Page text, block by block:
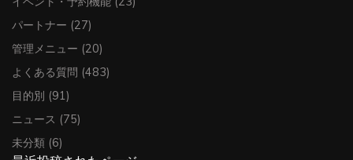
パートナー (27)
管理メニュー (20)
よくある質問 (483)
目的別 (91)
ニュース (75)
未分類 (6)